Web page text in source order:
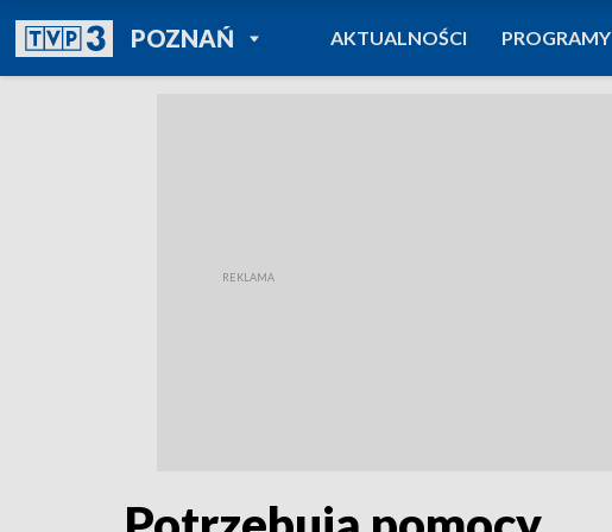
POZNAŃPOWRÓT DO
TVP REGIONY
AKTUALNOŚCI PROGRAMY